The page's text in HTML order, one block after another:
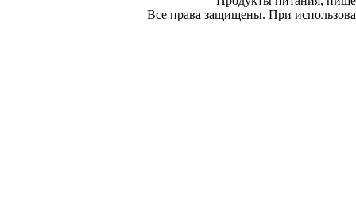
Все права защищены. При